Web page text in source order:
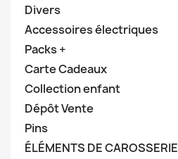
Divers
Accessoires électriques
Packs +
Carte Cadeaux
Collection enfant
Dépôt Vente
Pins
ÉLÉMENTS DE CAROSSERIE